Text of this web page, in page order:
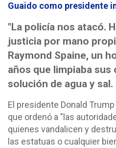
Guaido como presidente
"La policía nos atacó.
justicia por mano
Raymond Spaine, un
años que limpiaba sus
solución de agua y sal.
El presidente Donald
que ordenó a "las
quienes vandalicen y
las estatuas o cualquier